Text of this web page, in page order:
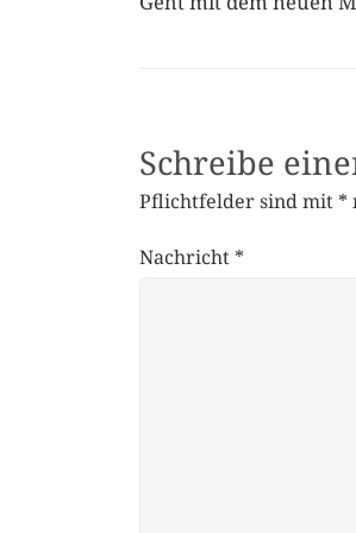
Schreibe
Pflichtfelder sind mit *
Nachricht *